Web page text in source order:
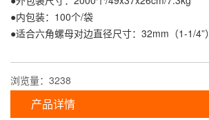
●内包装：100个/袋
●适合六角螺母对边直径尺寸：32mm（1-1/4”）
浏览量：3238
产品详情